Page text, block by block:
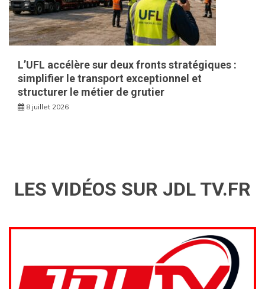
L’UFL accélère sur deux fronts stratégiques :
simplifier le transport exceptionnel et
structurer le métier de grutier
8 juillet 2026
LES VIDÉOS SUR JDL TV.FR